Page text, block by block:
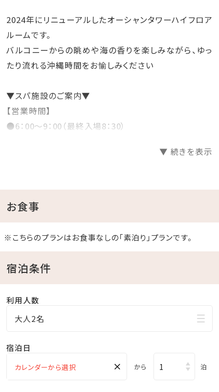
※酒気帯び又は体調の優れない場合はご利
用をお控えください。
※館内スパ施設利用券は、ご利用の無い場合
でもご返金等は一切行っておりません。
2024年にリニューアルしたオーシャンタワーハイフロア
ルームです。
バルコニーからの眺めや海の香りを楽しみながら、ゆっ
たり流れる沖縄時間をお愉しみください
▼スパ施設のご案内▼
【営業時間】
●6：00～9：00（最終入場8：30）
ください。
※館内スパ施設利用券は、ご利用の無い場合でもご返
●ガーデンプール利用無料
【期間】通年
＜ホテルのおもてなし＞
▼ 続きを表示
お食事
※こちらのプランはお食事なしの「素泊り」プランです。
宿泊条件
利用人数
大人2名
宿泊日
× から 泊